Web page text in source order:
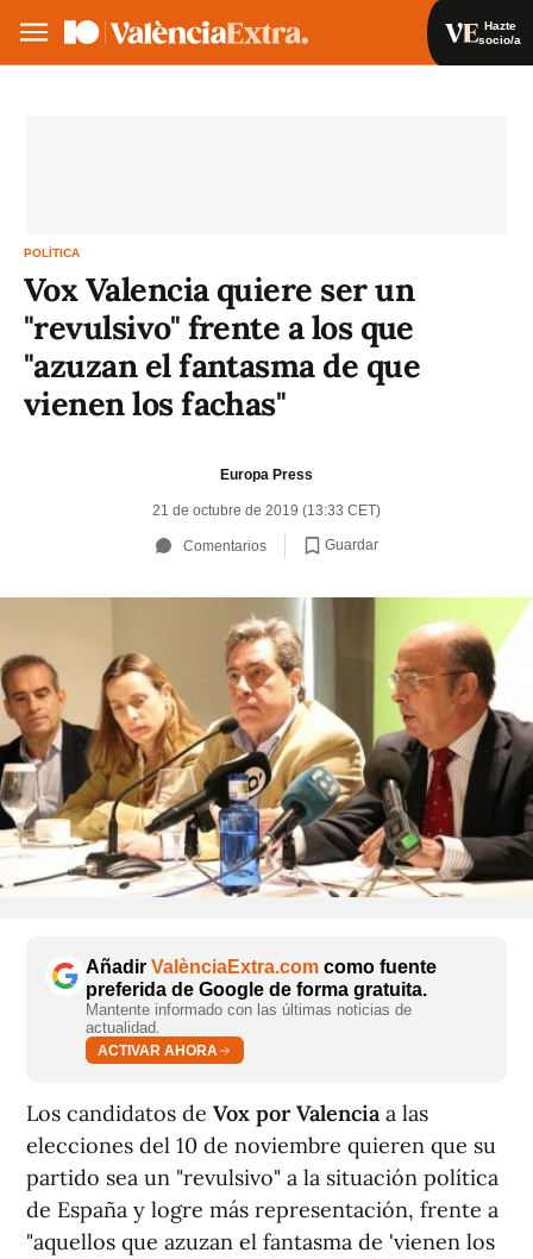
Hazte
socio/a
POLÍTICA
Vox Valencia quiere ser un
"revulsivo" frente a los que
"azuzan el fantasma de que
vienen los fachas"
Europa Press
21 de octubre de 2019 (13:33 CET)
Comentarios Guardar
Añadir ValènciaExtra.com como fuente
preferida de Google de forma gratuita.
Mantente informado con las últimas noticias de
actualidad.
ACTIVAR AHORA
Los candidatos de Vox por Valencia a las
elecciones del 10 de noviembre quieren que su
partido sea un "revulsivo" a la situación política
de España y logre más representación, frente a
"aquellos que azuzan el fantasma de 'vienen los